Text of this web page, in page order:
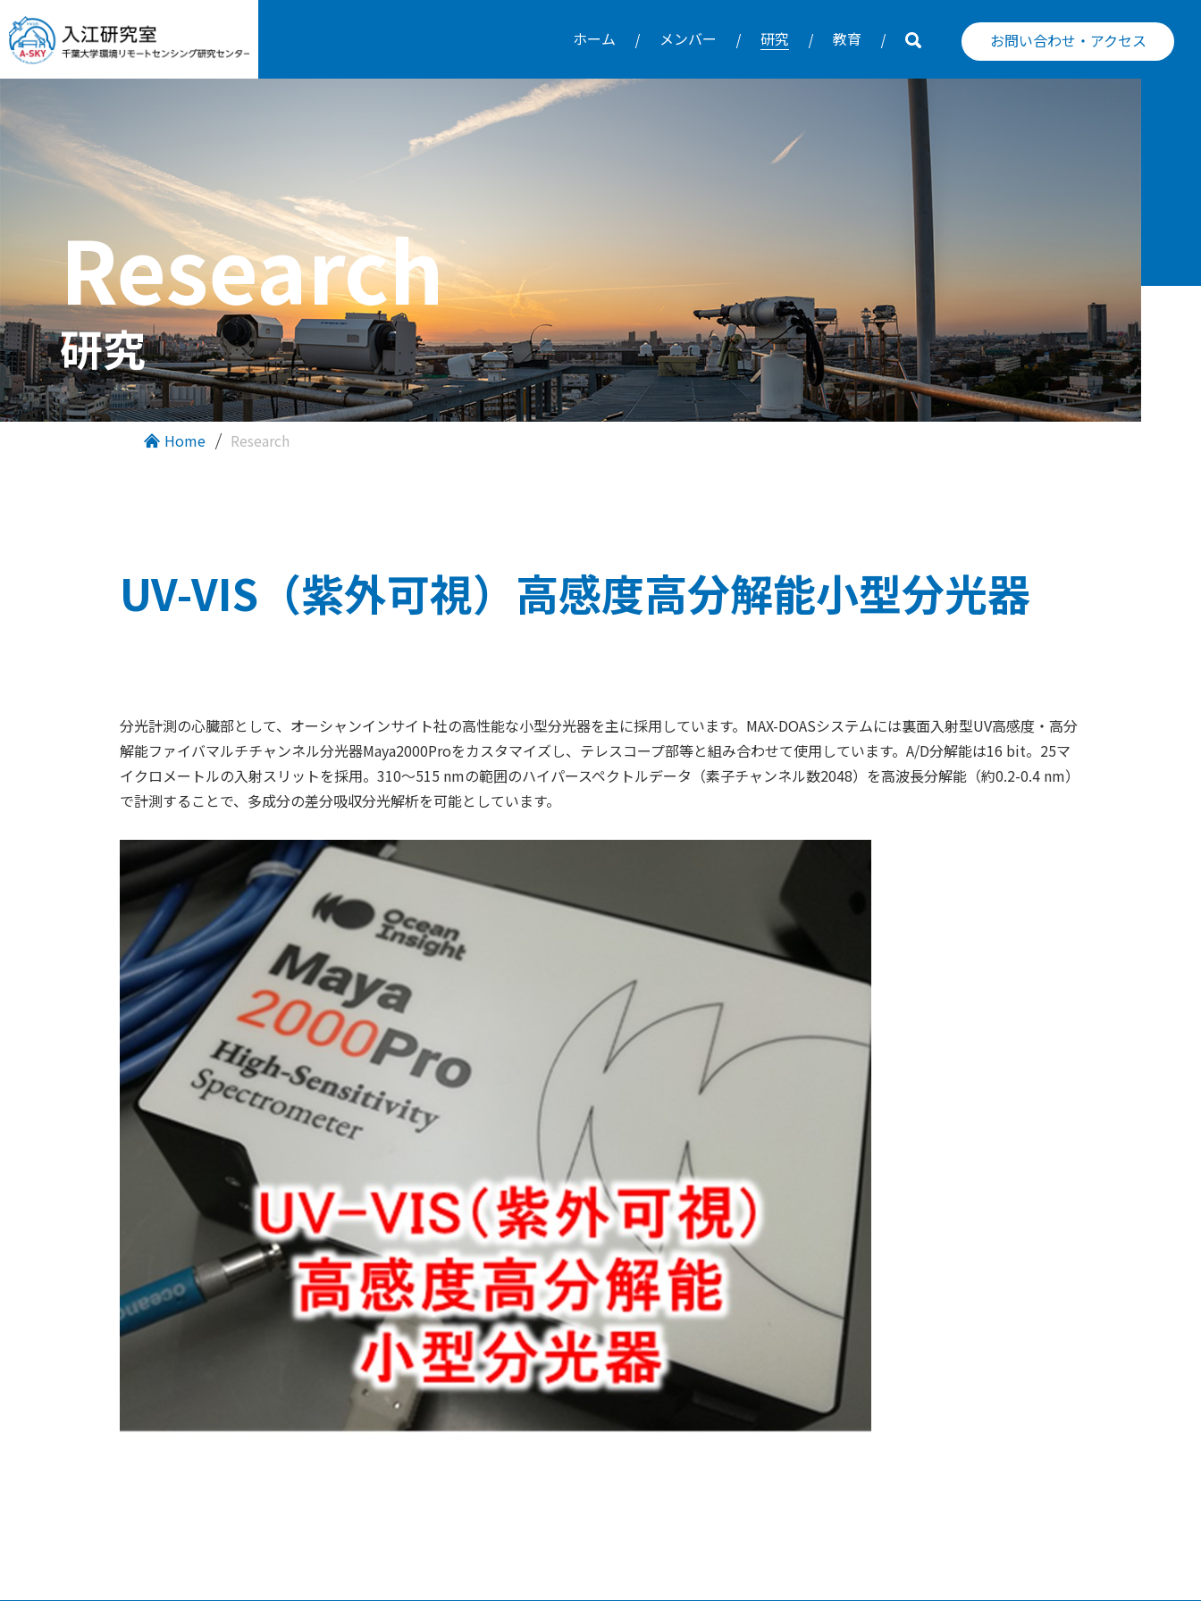
ホーム メンバー 研究 教育 お問い合わせ・アクセス
Research
研究
Home Research
UV-VIS（紫外可視）高感度高分解能小型分光器
分光計測の心臓部として、オーシャンインサイト社の高性能な小型分光器を主に採用しています。MAX-DOASシステムには裏面入射型UV高感度・高分
解能ファイバマルチチャンネル分光器Maya2000Proをカスタマイズし、テレスコープ部等と組み合わせて使用しています。A/D分解能は16 bit。25マ
イクロメートルの入射スリットを採用。310～515 nmの範囲のハイパースペクトルデータ（素子チャンネル数2048）を高波長分解能（約0.2-0.4 nm）
で計測することで、多成分の差分吸収分光解析を可能としています。